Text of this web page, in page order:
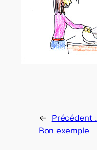
←
Précédent :
Bon exemple